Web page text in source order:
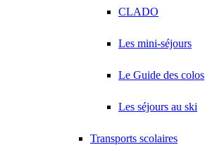
CLADO
Les mini-séjours
Le Guide des colos
Les séjours au ski
Transports scolaires